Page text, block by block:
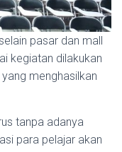
pasar dan mall
kegiatan dilakukan
menghasilkan
tanpa adanya
para pelajar akan